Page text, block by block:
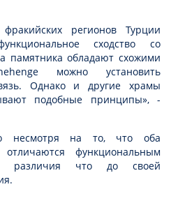
регионов Турции
сходство со
памятника обладают схожими
можно установить
Однако и другие храмы
подобные принципы», -
несмотря на то, что оба
отличаются функциональным
различия что до своей